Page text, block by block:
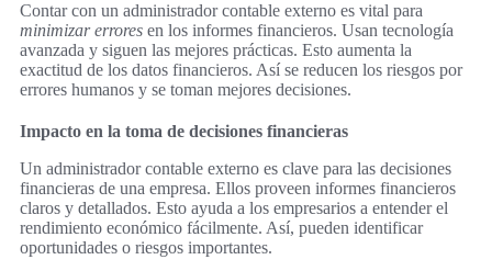
Contar con un administrador contable externo es vital para
minimizar errores en los informes financieros. Usan tecnología
avanzada y siguen las mejores prácticas. Esto aumenta la
exactitud de los datos financieros. Así se reducen los riesgos por
errores humanos y se toman mejores decisiones.
Impacto en la toma de decisiones financieras
Un administrador contable externo es clave para las decisiones
financieras de una empresa. Ellos proveen informes financieros
claros y detallados. Esto ayuda a los empresarios a entender el
rendimiento económico fácilmente. Así, pueden identificar
oportunidades o riesgos importantes.